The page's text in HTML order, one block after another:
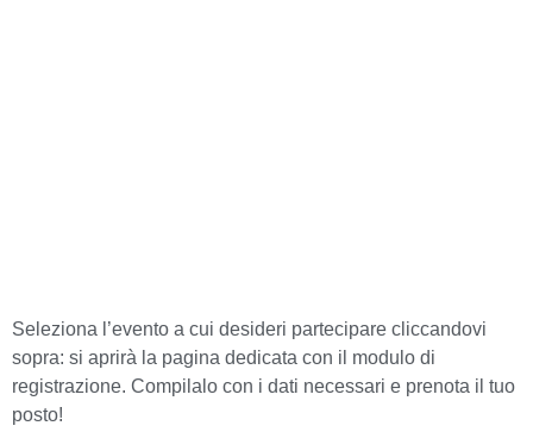
Seleziona l’evento a cui desideri partecipare cliccandovi
sopra: si aprirà la pagina dedicata con il modulo di
registrazione. Compilalo con i dati necessari e prenota il tuo
posto!